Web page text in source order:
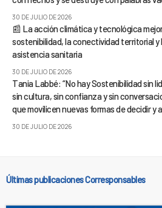
30 DE JULIO DE 2026
📰 La acción climática y tecnológica
sostenibilidad, la conectividad territorial y
asistencia sanitaria
30 DE JULIO DE 2026
Tania Labbé: “No hay Sostenibilidad sin
sin cultura, sin confianza y sin
que movilicen nuevas formas de decidir y
30 DE JULIO DE 2026
Últimas publicaciones Corresponsables